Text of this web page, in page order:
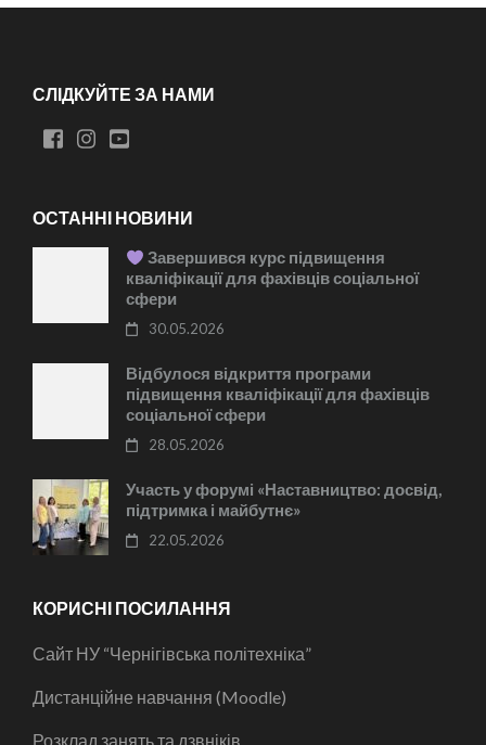
СЛІДКУЙТЕ ЗА НАМИ
ОСТАННІ НОВИНИ
Завершився курс підвищення
кваліфікації для фахівців соціальної
сфери
30.05.2026
Відбулося відкриття програми
підвищення кваліфікації для фахівців
соціальної сфери
28.05.2026
Участь у форумі «Наставництво: досвід,
підтримка і майбутнє»
22.05.2026
КОРИСНІ ПОСИЛАННЯ
Сайт НУ “Чернігівська політехніка”
Дистанційне навчання (Moodle)
Розклад занять та дзвніків